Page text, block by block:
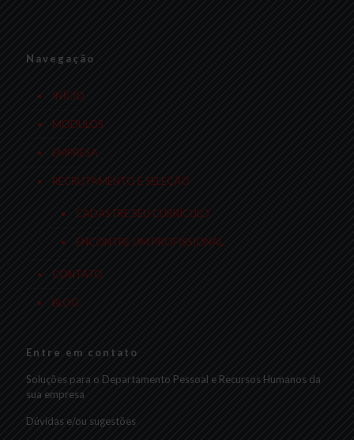
Navegação
INÍCIO
MÓDULOS
EMPRESA
RECRUTAMENTO E SELEÇÃO
CADASTRE SEU CURRÍCULO
ENCONTRE UM PROFISSIONAL
CONTATO
BLOG
Entre em contato
Soluções para o Departamento Pessoal e Recursos Humanos da
sua empresa
Dúvidas e/ou sugestões